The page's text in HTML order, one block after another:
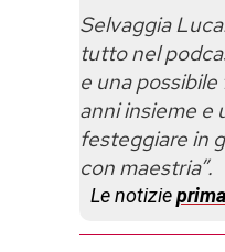
Selvaggia
tutto nel
e una
anni insieme e
festeggiare in
con maestria”.
Le notizie